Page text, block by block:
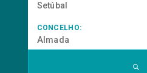
Setúbal
CONCELHO:
Almada